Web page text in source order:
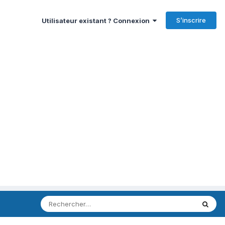
Utilisateur existant ? Connexion S’inscrire